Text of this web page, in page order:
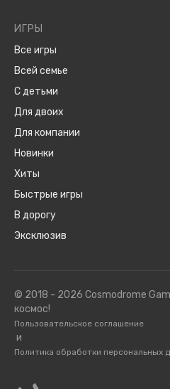
ИГРЫ
Все игры
Всей семье
С детьми
Для двоих
Для компании
Новинки
Хиты
Быстрые игры
В дорогу
Эксклюзив
© 2018 - 2026 Cosmodrome
космос!
Пользовательское соглашение
и
Политика обработки персональных